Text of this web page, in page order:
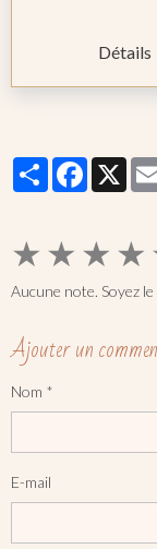
Détails
PartagerFacebook
X
★ ★ ★ ★
Aucune note. Soyez
Ajouter un
Nom
E-mail